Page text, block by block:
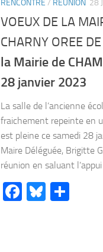
RENCONTRE / RÉUNION 28
VOEUX DE LA
CHARNY OREE
la Mairie de
28 janvier 2023
La salle de l’ancienne
fraichement repeinte en
est pleine ce samedi 28
Maire Déléguée, Brigitte
réunion en saluant l’appui
Facebook
Bluesky